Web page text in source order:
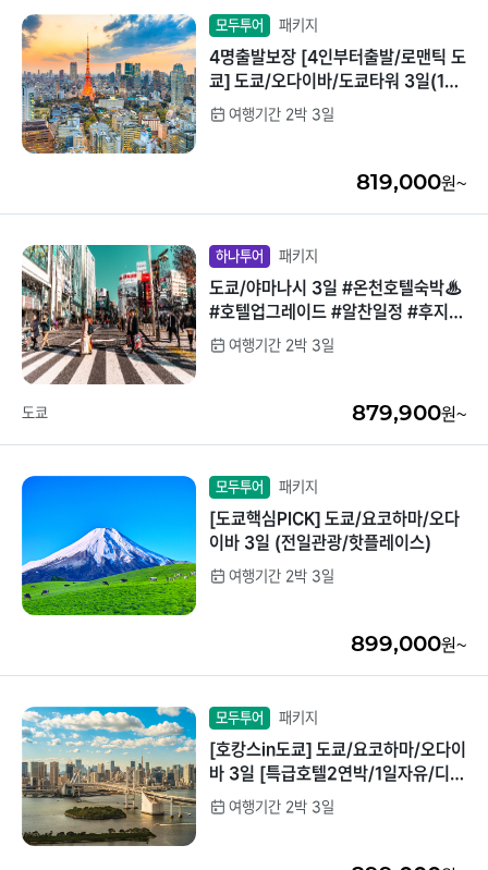
모두투어 패키지
4명출발보장 [4인부터출발/로맨틱 도
쿄] 도쿄/오다이바/도쿄타워 3일(1일
자유/베스트셀러/도쿄시내2박/현지
차량가이드)
여행기간 2박 3일
819,000원~
하나투어 패키지
도쿄/야마나시 3일 #온천호텔숙박♨
#호텔업그레이드 #알찬일정 #후지산
절경 #2025베스트셀러
여행기간 2박 3일
도쿄 879,900원~
모두투어 패키지
[도쿄핵심PICK] 도쿄/요코하마/오다
이바 3일 (전일관광/핫플레이스)
여행기간 2박 3일
899,000원~
모두투어 패키지
[호캉스in도쿄] 도쿄/요코하마/오다이
바 3일 [특급호텔2연박/1일자유/디즈
니선택가능]
여행기간 2박 3일